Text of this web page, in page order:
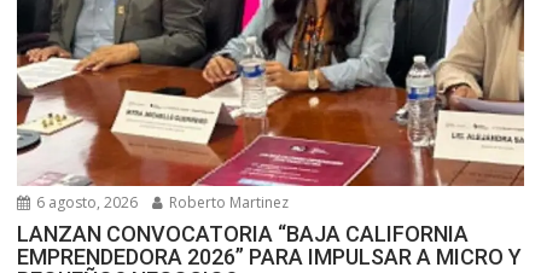
6 agosto, 2026 Roberto Martinez
LANZAN CONVOCATORIA “BAJA CALIFORNIA
EMPRENDEDORA 2026” PARA IMPULSAR A MICRO Y